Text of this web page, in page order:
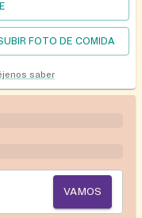
FOTO DE COMIDA
saber
VAMOS